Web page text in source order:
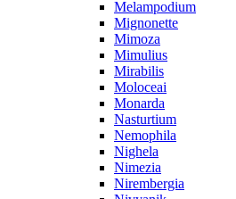
Melampodium
Mignonette
Mimoza
Mimulius
Mirabilis
Moloceai
Monarda
Nasturtium
Nemophila
Nighela
Nimezia
Nirembergia